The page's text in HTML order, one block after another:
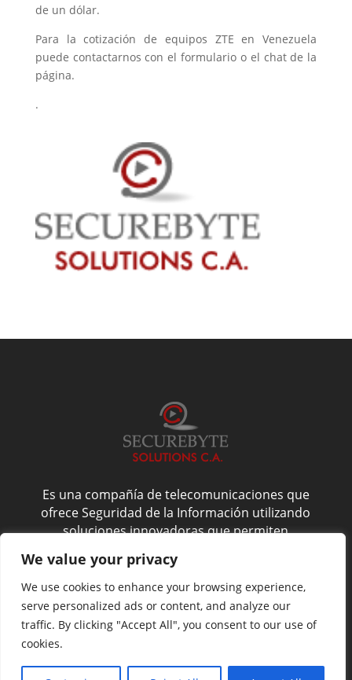
We value your privacy
We use cookies to enhance your browsing experience,
serve personalized ads or content, and analyze our
traffic. By clicking "Accept All", you consent to our use of
cookies.
de un dólar.
Para la cotización de equipos ZTE en Venezuela
puede contactarnos con el formulario o el chat de la
página.
.
Es una compañía de telecomunicaciones que
ofrece Seguridad de la Información utilizando
soluciones innovadoras que permiten
administrarla de forma confiable, y es por esto
que nos enfocamos en la confidencialidad,
integridad y disponibilidad del activo más
valioso de su compañía: La Información.